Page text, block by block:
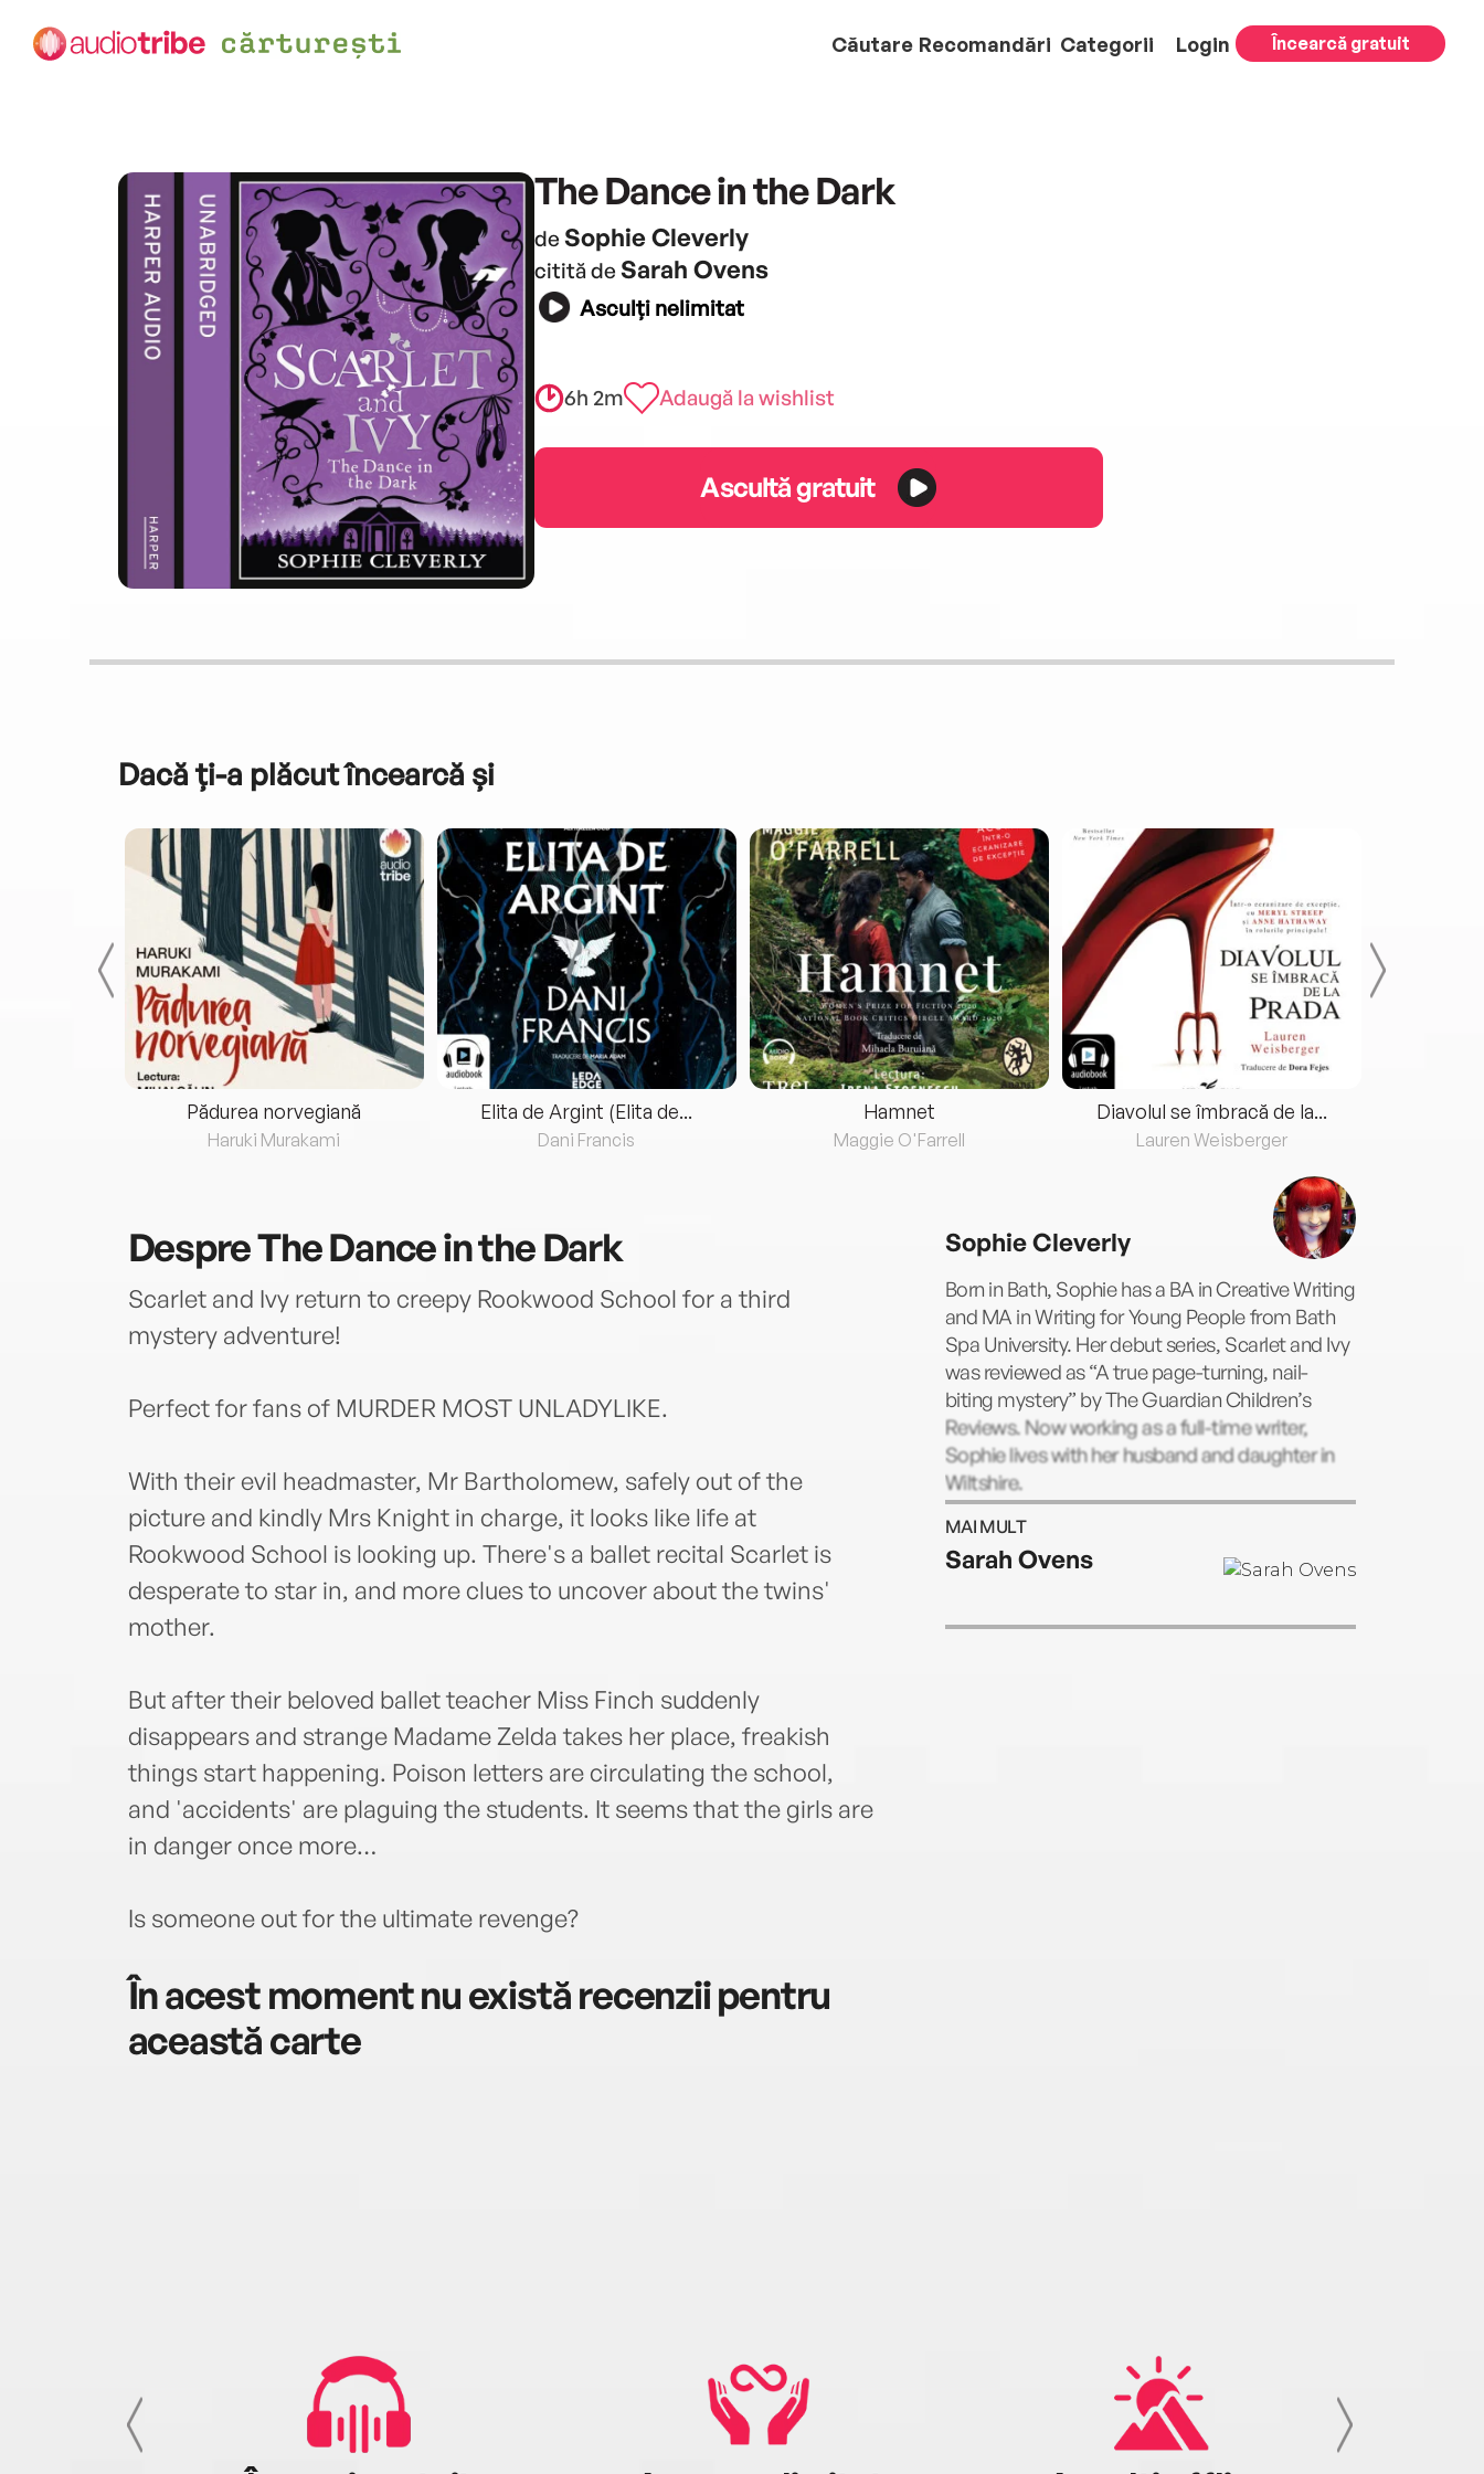
Căutare Recomandări Categorii Login Încearcă gratuit
The Dance in the Dark
de Sophie Cleverly
citită de Sarah Ovens
Asculți nelimitat
6h 2m Adaugă la wishlist
Ascultă gratuit
Dacă ți-a plăcut încearcă și
Pădurea norvegiană
Haruki Murakami
Elita de Argint (Elita de...
Dani Francis
Hamnet
Maggie O'Farrell
Diavolul se îmbracă de la...
Lauren Weisberger
DespreThe Dance in the Dark
Scarlet and Ivy return to creepy Rookwood School for a third
mystery adventure!
Perfect for fans of MURDER MOST UNLADYLIKE.
With their evil headmaster, Mr Bartholomew, safely out of the
picture and kindly Mrs Knight in charge, it looks like life at
Rookwood School is looking up. There's a ballet recital Scarlet is
desperate to star in, and more clues to uncover about the twins'
mother.
But after their beloved ballet teacher Miss Finch suddenly
disappears and strange Madame Zelda takes her place, freakish
things start happening. Poison letters are circulating the school,
and 'accidents' are plaguing the students. It seems that the girls are
in danger once more…
Is someone out for the ultimate revenge?
În acest moment nu există recenzii pentru
această carte
Sophie Cleverly
Born in Bath, Sophie has a BA in Creative Writing
and MA in Writing for Young People from Bath
Spa University. Her debut series, Scarlet and Ivy
was reviewed as “A true page-turning, nail-
biting mystery” by The Guardian Children’s
Reviews. Now working as a full-time writer,
Sophie lives with her husband and daughter in
Wiltshire.
MAI MULT
Sarah Ovens